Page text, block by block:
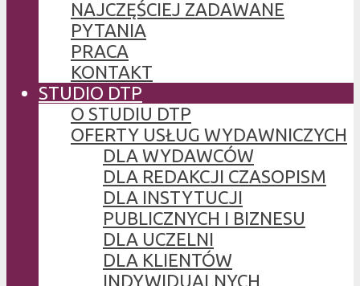
NAJCZĘŚCIEJ ZADAWANE
PYTANIA
PRACA
KONTAKT
STUDIO DTP
O STUDIU DTP
OFERTY USŁUG WYDAWNICZYCH
DLA WYDAWCÓW
DLA REDAKCJI CZASOPISM
DLA INSTYTUCJI
PUBLICZNYCH I BIZNESU
DLA UCZELNI
DLA KLIENTÓW
INDYWIDUALNYCH